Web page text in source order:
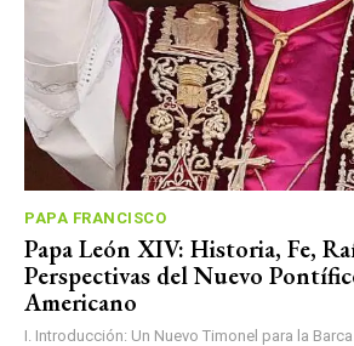
PAPA FRANCISCO
Papa León XIV: Historia, Fe,
Perspectivas del Nuevo
Americano
I. Introducción: Un Nuevo Timonel para la